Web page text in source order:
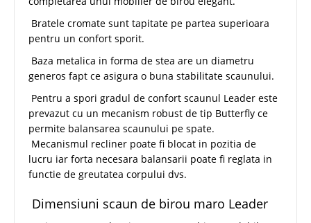
Bratele cromate sunt tapitate pe partea superioara
pentru un confort sporit.
Baza metalica in forma de stea are un diametru
generos fapt ce asigura o buna stabilitate scaunului.
Pentru a spori gradul de confort scaunul Leader este
prevazut cu un mecanism robust de tip Butterfly ce
permite balansarea scaunului pe spate.
Mecanismul recliner poate fi blocat in pozitia de
lucru iar forta necesara balansarii poate fi reglata in
functie de greutatea corpului dvs.
Dimensiuni scaun de birou maro Leader